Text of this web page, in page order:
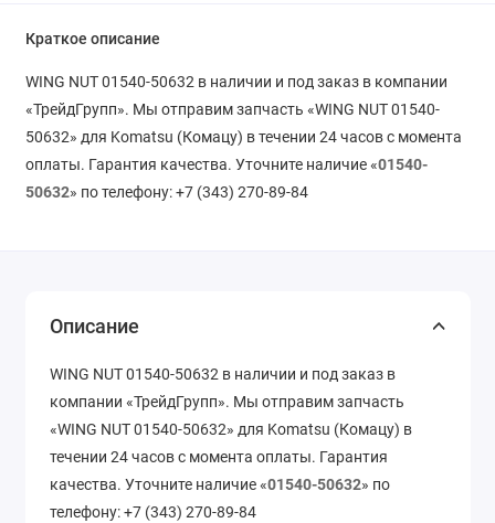
Краткое описание
WING NUT 01540-50632 в наличии и под заказ в компании
«ТрейдГрупп». Мы отправим запчасть «WING NUT 01540-
50632» для Komatsu (Комацу) в течении 24 часов с момента
оплаты. Гарантия качества. Уточните наличие «01540-
50632» по телефону: +7 (343) 270-89-84
Описание
WING NUT 01540-50632 в наличии и под заказ в
компании «ТрейдГрупп». Мы отправим запчасть
«WING NUT 01540-50632» для Komatsu (Комацу) в
течении 24 часов с момента оплаты. Гарантия
качества. Уточните наличие «01540-50632» по
телефону: +7 (343) 270-89-84